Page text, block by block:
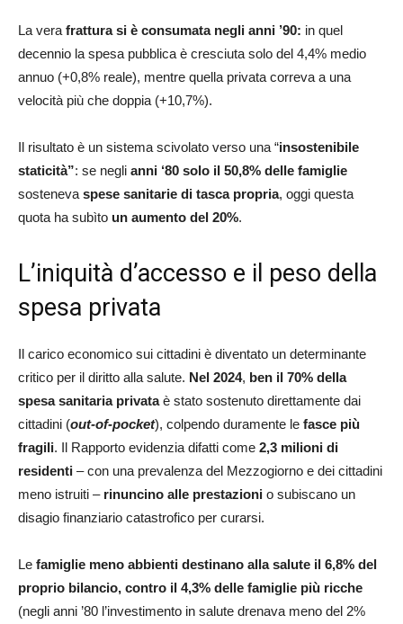
La vera frattura si è consumata negli anni ’90: in quel
decennio la spesa pubblica è cresciuta solo del 4,4% medio
annuo (+0,8% reale), mentre quella privata correva a una
velocità più che doppia (+10,7%).
Il risultato è un sistema scivolato verso una “insostenibile
staticità”: se negli anni ‘80 solo il 50,8% delle famiglie
sosteneva spese sanitarie di tasca propria, oggi questa
quota ha subìto un aumento del 20%.
L’iniquità d’accesso e il peso della
spesa privata
Il carico economico sui cittadini è diventato un determinante
critico per il diritto alla salute. Nel 2024, ben il 70% della
spesa sanitaria privataè stato sostenuto direttamente dai
cittadini (out-of-pocket), colpendo duramente le fasce più
fragili. Il Rapporto evidenzia difatti come 2,3 milioni di
residenti – con una prevalenza del Mezzogiorno e dei cittadini
meno istruiti – rinuncino alle prestazioni o subiscano un
disagio finanziario catastrofico per curarsi.
Le famiglie meno abbienti destinano alla salute il 6,8% del
proprio bilancio, contro il 4,3% delle famiglie più ricche
(negli anni ’80 l’investimento in salute drenava meno del 2%